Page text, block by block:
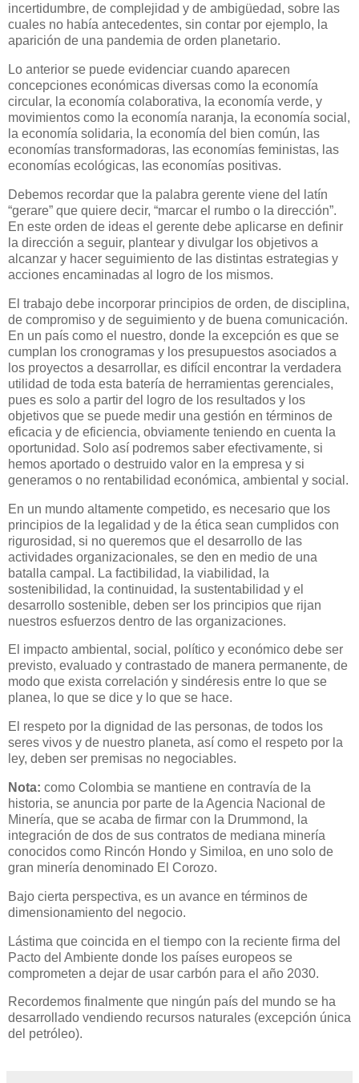
incertidumbre, de complejidad y de ambigüedad, sobre las
cuales no había antecedentes, sin contar por ejemplo, la
aparición de una pandemia de orden planetario.
Lo anterior se puede evidenciar cuando aparecen
concepciones económicas diversas como la economía
circular, la economía colaborativa, la economía verde, y
movimientos como la economía naranja, la economía social,
la economía solidaria, la economía del bien común, las
economías transformadoras, las economías feministas, las
economías ecológicas, las economías positivas.
Debemos recordar que la palabra gerente viene del latín
“gerare” que quiere decir, “marcar el rumbo o la dirección”.
En este orden de ideas el gerente debe aplicarse en definir
la dirección a seguir, plantear y divulgar los objetivos a
alcanzar y hacer seguimiento de las distintas estrategias y
acciones encaminadas al logro de los mismos.
El trabajo debe incorporar principios de orden, de disciplina,
de compromiso y de seguimiento y de buena comunicación.
En un país como el nuestro, donde la excepción es que se
cumplan los cronogramas y los presupuestos asociados a
los proyectos a desarrollar, es difícil encontrar la verdadera
utilidad de toda esta batería de herramientas gerenciales,
pues es solo a partir del logro de los resultados y los
objetivos que se puede medir una gestión en términos de
eficacia y de eficiencia, obviamente teniendo en cuenta la
oportunidad. Solo así podremos saber efectivamente, si
hemos aportado o destruido valor en la empresa y si
generamos o no rentabilidad económica, ambiental y social.
En un mundo altamente competido, es necesario que los
principios de la legalidad y de la ética sean cumplidos con
rigurosidad, si no queremos que el desarrollo de las
actividades organizacionales, se den en medio de una
batalla campal. La factibilidad, la viabilidad, la
sostenibilidad, la continuidad, la sustentabilidad y el
desarrollo sostenible, deben ser los principios que rijan
nuestros esfuerzos dentro de las organizaciones.
El impacto ambiental, social, político y económico debe ser
previsto, evaluado y contrastado de manera permanente, de
modo que exista correlación y sindéresis entre lo que se
planea, lo que se dice y lo que se hace.
El respeto por la dignidad de las personas, de todos los
seres vivos y de nuestro planeta, así como el respeto por la
ley, deben ser premisas no negociables.
Nota: como Colombia se mantiene en contravía de la
historia, se anuncia por parte de la Agencia Nacional de
Minería, que se acaba de firmar con la Drummond, la
integración de dos de sus contratos de mediana minería
conocidos como Rincón Hondo y Similoa, en uno solo de
gran minería denominado El Corozo.
Bajo cierta perspectiva, es un avance en términos de
dimensionamiento del negocio.
Lástima que coincida en el tiempo con la reciente firma del
Pacto del Ambiente donde los países europeos se
comprometen a dejar de usar carbón para el año 2030.
Recordemos finalmente que ningún país del mundo se ha
desarrollado vendiendo recursos naturales (excepción única
del petróleo).